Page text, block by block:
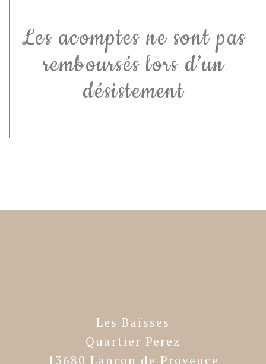
Les acomptes ne sont pas
remboursés lors d’un
désistement
Les Baïsses
Quartier Perez
13680 Lançon de Provence